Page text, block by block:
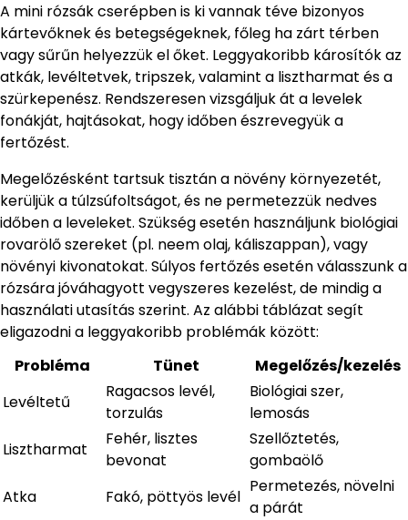
A mini rózsák cserépben is ki vannak téve bizonyos
kártevőknek és betegségeknek, főleg ha zárt térben
vagy sűrűn helyezzük el őket. Leggyakoribb károsítók az
atkák, levéltetvek, tripszek, valamint a lisztharmat és a
szürkepenész. Rendszeresen vizsgáljuk át a levelek
fonákját, hajtásokat, hogy időben észrevegyük a
fertőzést.
Megelőzésként tartsuk tisztán a növény környezetét,
kerüljük a túlzsúfoltságot, és ne permetezzük nedves
időben a leveleket. Szükség esetén használjunk biológiai
rovarölő szereket (pl. neem olaj, káliszappan), vagy
növényi kivonatokat. Súlyos fertőzés esetén válasszunk a
rózsára jóváhagyott vegyszeres kezelést, de mindig a
használati utasítás szerint. Az alábbi táblázat segít
eligazodni a leggyakoribb problémák között:
Probléma
Tünet
Megelőzés/kezelés
Levéltetű
Ragacsos levél,
torzulás
Biológiai szer,
lemosás
Lisztharmat
Fehér, lisztes
bevonat
Szellőztetés,
gombaölő
Atka
Fakó, pöttyös levél
Permetezés, növelni
a párát